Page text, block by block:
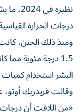
نظيره
درجات الحرارة
ومنذ ذلك الحين، كانت
1.5 درجة مئوية
البشر استخدام كميات
وقالت فريدريك أوتو،
«من اللافت أن